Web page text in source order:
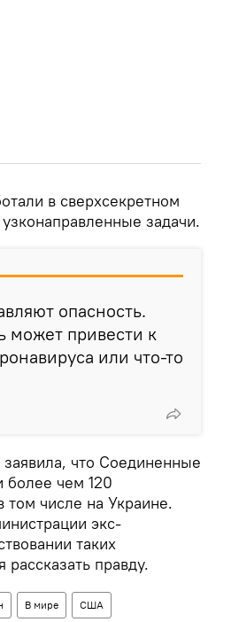
в сверхсекретном
задачи.
опасность.
может привести к
или что-то
что Соединенные
более чем 120
том числе на Украине.
экс-
таких
правду.
В мире США